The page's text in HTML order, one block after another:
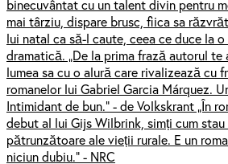
binecuvântat cu un talent divin pentru
mai târziu, dispare brusc, fiica sa
lui natal ca să-l caute, ceea ce duce la
dramatică. „De la prima frază autorul te
lumea sa cu o alură care rivalizează cu
romanelor lui Gabriel Garcia Márquez.
Intimidant de bun.” - de Volkskrant „În
debut al lui Gijs Wilbrink, simți cum
pătrunzătoare ale vieții rurale. E un
niciun dubiu.” - NRC